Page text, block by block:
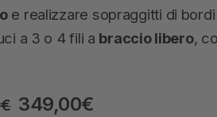
e realizzare sopraggitti di bordi
a 3 o 4 fili a braccio libero,
€ 349,00€